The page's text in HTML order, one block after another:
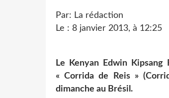
Par: La rédaction
Le : 8 janvier 2013, à 12:25
Le Kenyan Edwin
« Corrida de Reis »
dimanche au Brésil.